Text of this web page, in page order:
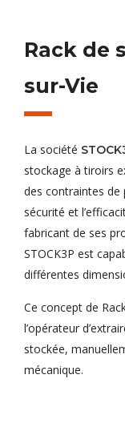
Rack de
sur-Vie
La société
stockage à tiroirs
des contraintes de
sécurité et
fabricant de ses
STOCK3P est
différentes
Ce concept de
l’opérateur
stockée,
mécanique.